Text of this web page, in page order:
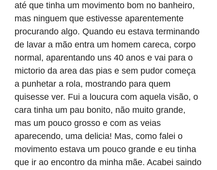
até que tinha um movimento bom no banheiro,
mas ninguem que estivesse aparentemente
procurando algo. Quando eu estava terminando
de lavar a mão entra um homem careca, corpo
normal, aparentando uns 40 anos e vai para o
mictorio da area das pias e sem pudor começa
a punhetar a rola, mostrando para quem
quisesse ver. Fui a loucura com aquela visão, o
cara tinha um pau bonito, não muito grande,
mas um pouco grosso e com as veias
aparecendo, uma delicia! Mas, como falei o
movimento estava um pouco grande e eu tinha
que ir ao encontro da minha mãe. Acabei saindo